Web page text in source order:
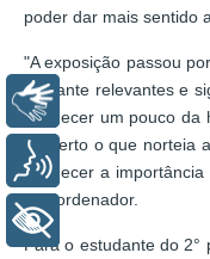
poder dar mais sentido
"A exposição passou
bastante relevantes e
conhecer um pouco da
de perto o que norteia
conhecer a
o coordenador.
Para o estudante do 2°
Libras